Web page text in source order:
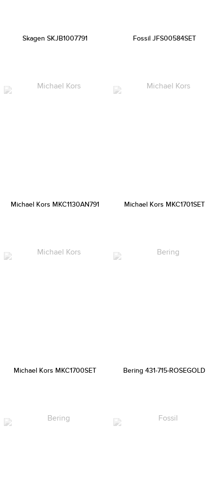
Skagen SKJB1007791 Fossil JFS00584SET
Michael Kors MKC1130AN791 Michael Kors MKC1701SET
Michael Kors MKC1700SET Bering 431-715-ROSEGOLD